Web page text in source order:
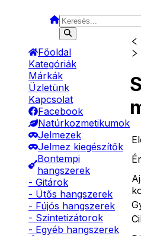
Főoldal
Kategóriák
Márkák
Üzletünk
Kapcsolat
Facebook
Natúrkozmetikumok
Jelmezek
Jelmez kiegészítők
Bontempi
hangszerek
- Gitárok
- Ütős hangszerek
- Fújós hangszerek
- Szintetizátorok
- Egyéb hangszerek